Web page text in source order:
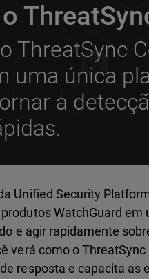
ThreatSync
uma única
a
Unified Security
WatchGuard
e agir rapidamente
verá como o
resposta e capacita as